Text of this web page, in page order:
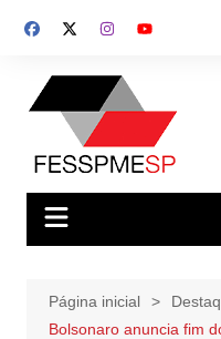
para
conteúdo
Página inicial
Bolsonaro anuncia fim